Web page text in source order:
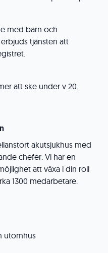
med barn och
tjänsten att
att ske under v 20.
akutsjukhus med
chefer. Vi har en
att växa i din roll
1300 medarbetare.
utomhus